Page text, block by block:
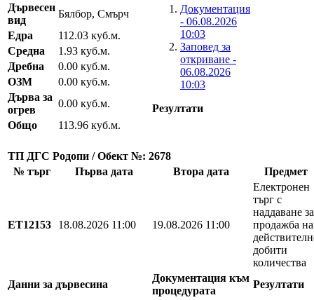
Документация
- 06.08.2026
10:03
Заповед за
откриване -
06.08.2026
10:03
Резултати
Дървесен
вид
Бялбор, Смърч
Едра
112.03 куб.м.
Средна
1.93 куб.м.
Дребна
0.00 куб.м.
ОЗМ
0.00 куб.м.
Дърва за
огрев
0.00 куб.м.
Общо
113.96 куб.м.
ТП ДГС Родопи / Обект №: 2678
№ търг
Първа дата Втора дата Предмет
EТ12153 18.08.2026 11:00 19.08.2026 11:00
Електронен
търг с
наддаване за
продажба на
добити
количества
Данни за дървесина
Документация към
процедурата
Резултати